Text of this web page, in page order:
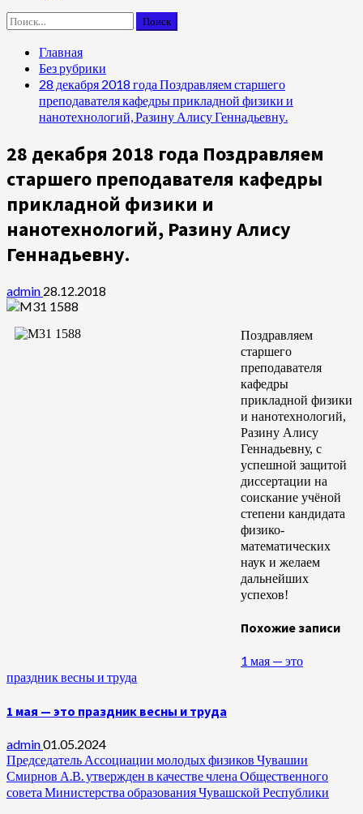
Найти:
Главная
Без рубрики
28 декабря 2018 года Поздравляем старшего
преподавателя кафедры прикладной физики и
нанотехнологий, Разину Алису Геннадьевну.
28 декабря 2018 года Поздравляем
старшего преподавателя кафедры
прикладной физики и
нанотехнологий, Разину Алису
Геннадьевну.
admin 28.12.2018
Поздравляем
старшего
преподавателя
кафедры
прикладной физики
и нанотехнологий,
Разину Алису
Геннадьевну, с
успешной защитой
диссертации на
соискание учёной
степени кандидата
физико-
математических
наук и желаем
дальнейших
успехов!
Похожие записи
1 мая — это
праздник весны и труда
1 мая — это праздник весны и труда
admin01.05.2024
Председатель Ассоциации молодых физиков Чувашии
Смирнов А.В. утвержден в качестве члена Общественного
совета Министерства образования Чувашской Республики